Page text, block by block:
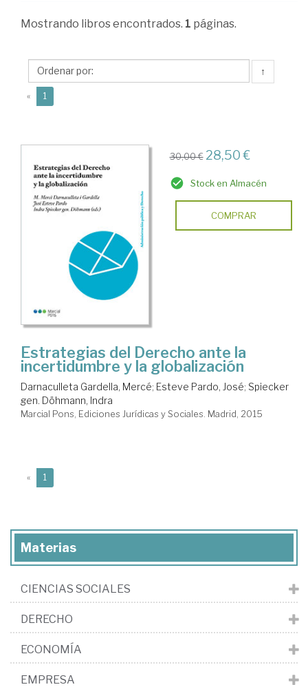
Spiecker
Döhmann,
Indra
Mostrando libros encontrados. 1 páginas.
↑
« 1
30,00 € 28,50 €
Stock en Almacén
COMPRAR
Estrategias del Derecho ante la
incertidumbre y la globalización
Darnaculleta Gardella, Mercé; Esteve Pardo, José; Spiecker
gen. Döhmann, Indra
Marcial Pons, Ediciones Jurídicas y Sociales. Madrid, 2015
« 1
Materias
CIENCIAS SOCIALES
DERECHO
ECONOMÍA
EMPRESA